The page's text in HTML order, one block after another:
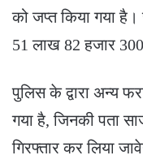
को जप्त किया गया
51 लाख 82 हजार
पुलिस के द्वारा अन्य
गया है, जिनकी पता
गिरफ्तार कर लिया